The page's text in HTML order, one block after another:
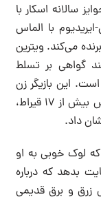
سالانه اسکار با
ایریدیوم با الماس
برنده می‌کند. ویترین
گواهی بر تسلط
این بازیگر زن
ظاهر خود را با یک دستبند در پلاتین با الماس بیش از ۱۷ قیراط،
لوک خوبی به او
بدهد که درباره
و برق قدیمی